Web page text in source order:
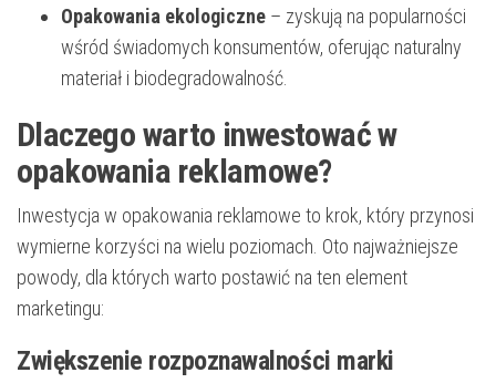
Opakowania ekologiczne – zyskują na popularności
wśród świadomych konsumentów, oferując naturalny
materiał i biodegradowalność.
Dlaczego warto inwestować w
opakowania reklamowe?
Inwestycja w opakowania reklamowe to krok, który przynosi
wymierne korzyści na wielu poziomach. Oto najważniejsze
powody, dla których warto postawić na ten element
marketingu:
Zwiększenie rozpoznawalności marki